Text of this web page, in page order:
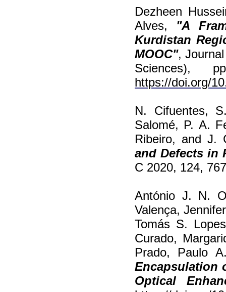
Dezheen
Alves, "A
Kurdistan
MOOC",
Sciences),
https://doi.org/
N. Cifuentes,
Salomé, P. A.
Ribeiro, and J.
and Defects in
C 2020, 124,
António J. N.
Valença,
Tomás S.
Curado,
Prado, Paulo
Encapsulation
Optical